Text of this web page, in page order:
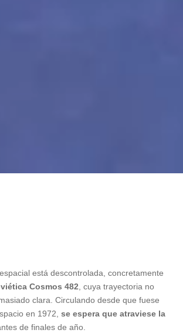
espacial está descontrolada, concretamente
Cosmos 482 , cuya trayectoria no
clara. Circulando desde que fuese
en 1972, se espera que atraviese la
de finales de año.